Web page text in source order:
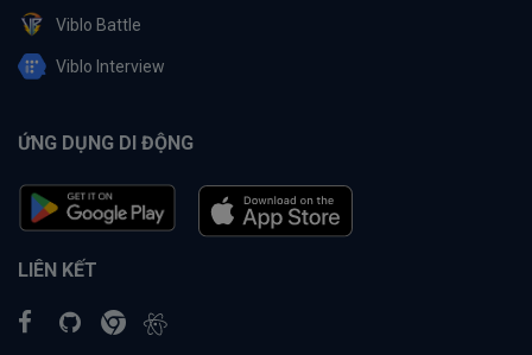
Viblo Battle
Viblo Interview
ỨNG DỤNG DI ĐỘNG
LIÊN KẾT